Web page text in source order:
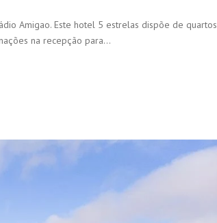
Amigao. Este hotel 5 estrelas dispõe de quartos
na recepção para…